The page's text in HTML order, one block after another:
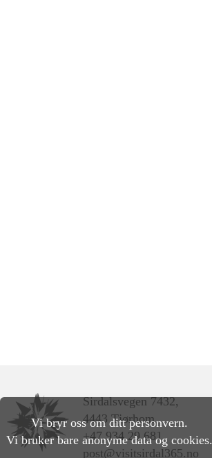
Sirdalsvegen 7432,
4443 Tjørhom
+47 934 29 681
post@visitsirdal365.no
Vi bryr oss om ditt personvern.
Vi bruker bare anonyme data og cookies.